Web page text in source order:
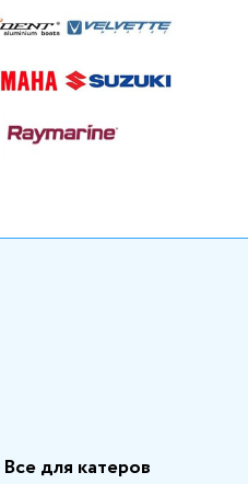
Все для катеров